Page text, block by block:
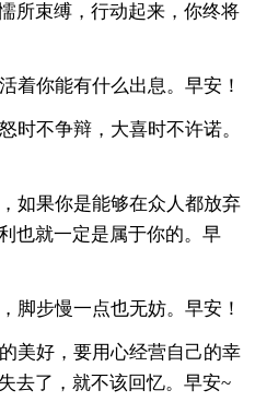
所束缚，行动起来，你终将
着你能有什么出息。早安！
时不争辩，大喜时不许诺。
如果你是能够在众人都放弃
也就一定是属于你的。早
脚步慢一点也无妨。早安！
美好，要用心经营自己的幸
去了，就不该回忆。早安~